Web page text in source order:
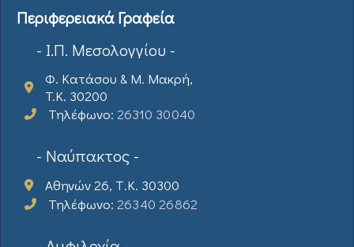
Περιφερειακά Γραφεία
- Ι.Π. Μεσολογγίου -
Φ. Κατάσου & Μ. Μακρή,
T.K. 30200
Τηλέφωνο: 26310 30040
- Ναύπακτος -
Αθηνών 26, Τ.Κ. 30300
Τηλέφωνο: 26340 26862